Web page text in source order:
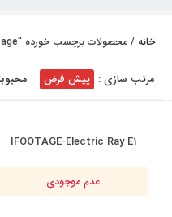
خانه / محصولات برچسب خورده “iFootage”
مرتب سازی : پیش فرض
IFOOTAGE-Electric Ray E1
عدم موجودی